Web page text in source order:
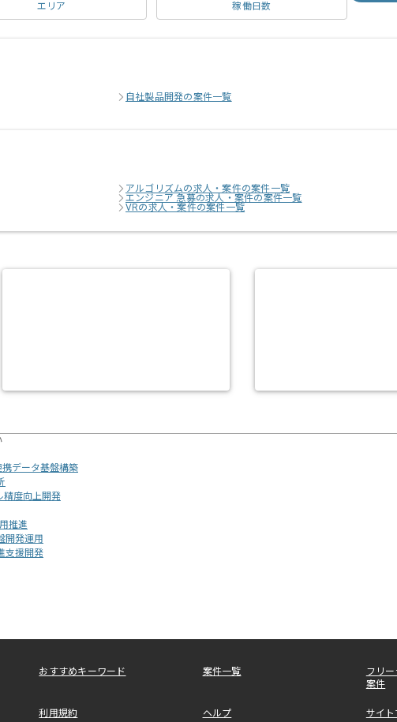
エリア 稼働日数
自社製品開発の案件一覧
アルゴリズムの求人・案件の案件一覧
エンジニア 急募の求人・案件の案件一覧
VRの求人・案件の案件一覧
携データ基盤構築
精度向上開発
推進
開発運用
支援開発
おすすめキーワード 案件一覧
フリ
案件
利用規約 ヘルプ サイ